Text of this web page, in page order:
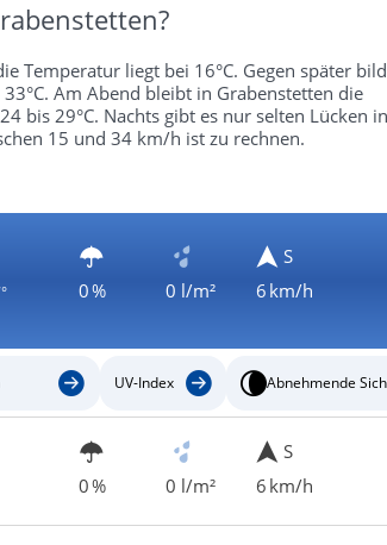
Temperatur liegt bei 16°C. Gegen später
Am Abend bleibt in Grabenstetten die
bis 29°C. Nachts gibt es nur selten Lücken
15 und 34 km/h ist zu rechnen.
0 % 0 l/m²
S
6 km/h
UV-Index Abnehmende
0 % 0 l/m²
S
6 km/h
Regenradar